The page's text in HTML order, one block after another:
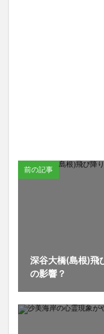
前の記事
深谷大橋(島根)飛
の影響？